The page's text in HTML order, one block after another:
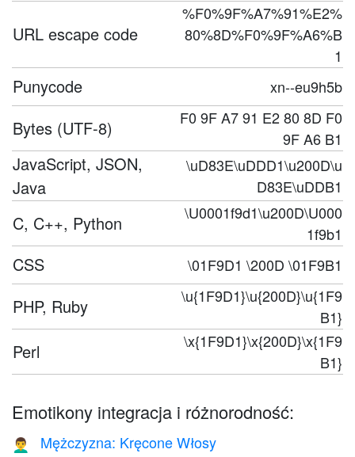
URL escape code
%F0%9F%A7%91%E2%
80%8D%F0%9F%A6%B
1
Punycode xn--eu9h5b
Bytes (UTF-8)
F0 9F A7 91 E2 80 8D F0
9F A6 B1
JavaScript, JSON,
Java
\uD83E\uDDD1\u200D\u
D83E\uDDB1
C, C++, Python
\U0001f9d1\u200D\U000
1f9b1
CSS \01F9D1 \200D \01F9B1
PHP, Ruby
\u{1F9D1}\u{200D}\u{1F9
B1}
Perl
\x{1F9D1}\x{200D}\x{1F9
B1}
Emotikony integracja i różnorodność:
👨‍🦱 Mężczyzna: Kręcone Włosy